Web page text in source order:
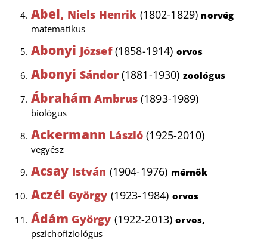
Abel, Niels Henrik (1802-1829) norvég
matematikus
Abonyi József(1858-1914) orvos
Abonyi Sándor(1881-1930) zoológus
Ábrahám Ambrus (1893-1989)
biológus
Ackermann László(1925-2010)
vegyész
Acsay István (1904-1976) mérnök
Aczél György (1923-1984) orvos
Ádám György (1922-2013)orvos,
pszichofiziológus